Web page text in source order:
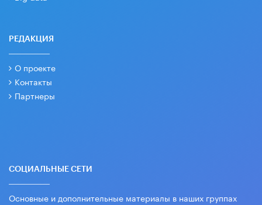
РЕДАКЦИЯ
О проекте
Контакты
Партнеры
СОЦИАЛЬНЫЕ СЕТИ
Основные и дополнительные материалы в наших группах